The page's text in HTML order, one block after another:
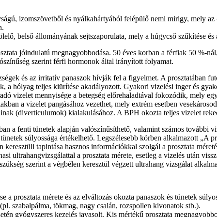
izomszövetből és nyálkahártyából felépülő nemi mirigy, mely
belső állományának sejtszaporulata, mely a húgycső szűkítése
jóindulatú megnagyobbodása. 50 éves korban a férfiak 50 %-
szerint férfi hormonok által irányított folyamat.
és az irritatív panaszok hívják fel a figyelmet. A prosztatában
a hólyag teljes kiürítése akadályozott. Gyakori vizelési inger és
vizelet mennyisége a betegség előrehaladtával fokozódik, mely
a vizelet pangásához vezethet, mely extrém esetben
(diverticulumok) kialakulásához. A BPH okozta teljes vizelet
a fenti tünetek alapján valószínűsíthető, valamint számos további
súlyossága értékelhető. Legszélesebb körben alkalmazott „A
tapintása hasznos információkkal szolgál a prosztata
ultrahangvizsgálattal a prosztata mérete, esetleg a vizelés után
szerint a végbélen keresztül végzett ultrahang vizsgálat
a prosztata mérete és az elváltozás okozta panaszok és tünetek
szabalpálma, tökmag, nagy csalán, rozspollen kivonatok stb.).
gyógyszeres kezelés javasolt. Kis mértékű prosztata